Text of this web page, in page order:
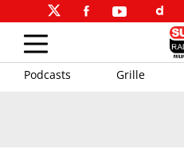
Podcasts Grille